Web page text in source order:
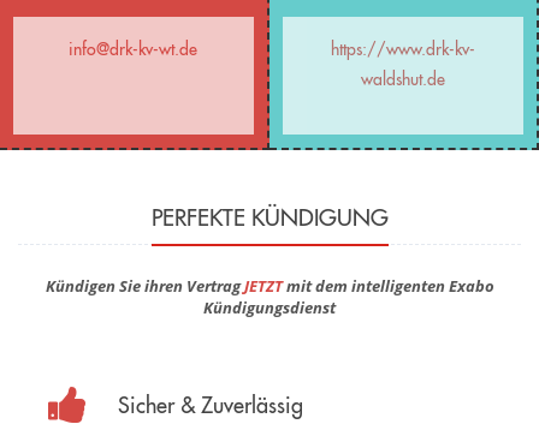
info@drk-kv-wt.de
https://www.drk-kv-
waldshut.de
PERFEKTE KÜNDIGUNG
Kündigen Sie ihren VertragJETZTmit dem intelligenten Exabo
Kündigungsdienst
Sicher & Zuverlässig